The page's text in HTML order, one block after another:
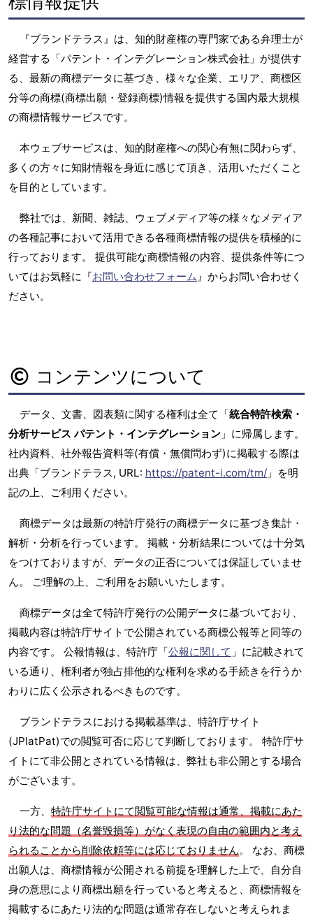
『ブランドテラス』は、知的財産権の専門家である弁理士が
経営する「パテント・インテグレーション株式会社」が提供す
る、最新の商標データに基づき、様々な企業、エリア、商標区
分等の商標(商標出願・登録商標)情報を提供する国内最大規模
の商標情報サービスです。
本ウェブサービスは、知的財産権への関心有無に関わらず、
多くの方々に知財情報を身近に感じて頂き、活用いただくこと
を目的としています。
弊社では、新聞、雑誌、ウェブメディア等の様々なメディア
の各種記事において活用できる各種商標情報の提供を積極的に
行っております。 提供可能な商標情報の内容、提供条件等につ
いてはお気軽に『お問い合わせフォーム』からお問い合わせく
ださい。
コンテンツについて
データ、文書、図表類に関する権利は全て「統合特許検索・
分析サービス パテント・インテグレーション 」に帰属します。
社内資料、社外報告資料等(有償・無償問わず)に掲載する際は
出典「ブランドテラス, URL: https://patent-i.com/tm/ 」を明
記の上、ご利用ください。
商標データは最新の特許庁発行の商標データに基づき集計・
解析・分析を行っています。 掲載・分析結果については十分気
をつけておりますが、データの正否については保証していませ
ん。 ご理解の上、ご利用をお願いいたします。
商標データは全て特許庁発行の公開データに基づいており、
掲載内容は特許庁サイトで公開されている商標公報等と同等の
内容です。 公報情報は、特許庁「公報に関して 」に記載されて
いる通り、権利者が独占排他的な権利を求める手続きを行うか
わりに広く公示されるべきものです。
ブランドテラスにおける掲載基準は、特許庁サイト
(JPlatPat)での閲覧可否に応じて判断しております。 特許庁サ
イトにて非公開とされている情報は、弊社も非公開とする場合
がございます。
一方、 特許庁サイトにて閲覧可能な情報は通常、掲載にあた
り法的な問題（名誉毀損等）がなく表現の自由の範囲内と考え
られることから削除依頼等には応じておりません。 なお、商標
出願人は、商標情報が公開される前提を理解した上で、自分自
身の意思により商標出願を行っていると考えると、商標情報を
掲載するにあたり法的な問題は通常存在しないと考えられま